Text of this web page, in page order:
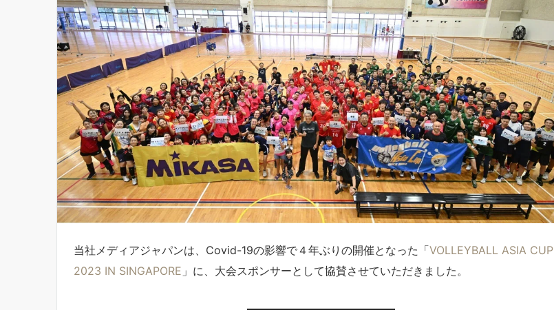
当社メディアジャパンは、Covid-19の影響で４年ぶりの開催となった「VOLLEYBALL ASIA CUP
2023 IN SINGAPORE 」に、大会スポンサーとして協賛させていただきました。